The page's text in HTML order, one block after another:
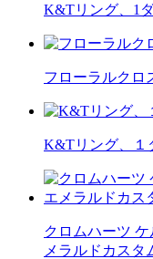
K&Tリング、1
フローラルク
K&Tリング、１
クロムハーツ
メラルドカスタ